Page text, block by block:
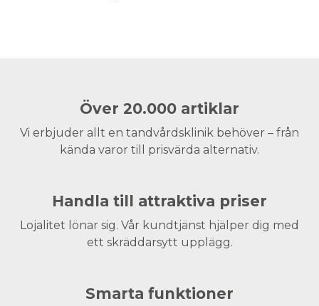
Över 20.000 artiklar
Vi erbjuder allt en tandvårdsklinik behöver – från
kända varor till prisvärda alternativ.
Handla till attraktiva priser
Lojalitet lönar sig. Vår kundtjänst hjälper dig med
ett skräddarsytt upplägg.
Smarta funktioner